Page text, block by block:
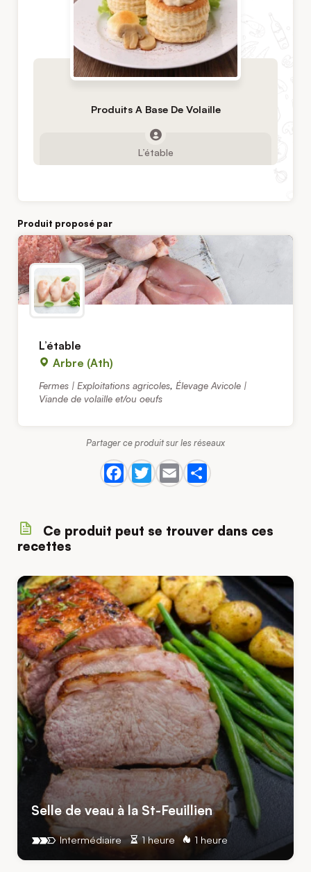
Produits A Base De Volaille
L’étable
Produit proposé par
L’étable
Arbre (Ath)
Fermes | Exploitations agricoles, Élevage Avicole |
Viande de volaille et/ou oeufs
Partager ce produit sur les réseaux
Ce produit peut se trouver dans ces
recettes
Selle de veau à la St-Feuillien
1 heure 1 heure
Intermédiaire